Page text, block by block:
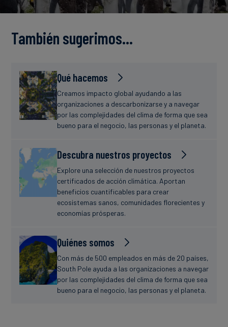
Finanzas
estudio
Noticias
También sugerimos…
Qué hacemos
Creamos impacto global ayudando a las
organizaciones a descarbonizarse y a navegar
por las complejidades del clima de forma que sea
bueno para el negocio, las personas y el planeta.
Descubra nuestros proyectos
Explore una selección de nuestros proyectos
certificados de acción climática. Aportan
beneficios cuantificables para crear
ecosistemas sanos, comunidades florecientes y
economías prósperas.
Quiénes somos
Con más de 500 empleados en más de 20 países,
South Pole ayuda a las organizaciones a navegar
por las complejidades del clima de forma que sea
bueno para el negocio, las personas y el planeta.